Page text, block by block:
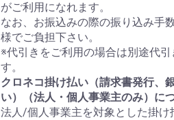
がご利用になれます。
なお、お振込みの際の振り込み手
様でご負担下さい。
※代引きをご利用の場合は別途代引
す。
クロネコ掛け払い（請求書発行、
い）（法人・個人事業主のみ）に
法人/個人事業主を対象とした掛け